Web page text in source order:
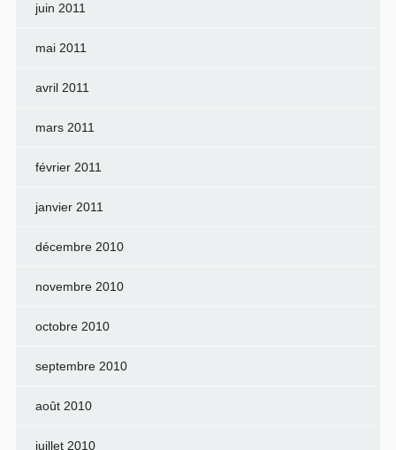
juin 2011
mai 2011
avril 2011
mars 2011
février 2011
janvier 2011
décembre 2010
novembre 2010
octobre 2010
septembre 2010
août 2010
juillet 2010